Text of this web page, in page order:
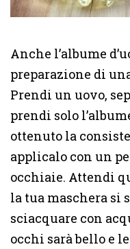
Anche l’albume
preparazione di
Prendi un uovo,
prendi solo
ottenuto la
applicalo con un
occhiaie. Attendi
la tua maschera si
sciacquare con
occhi sarà bello e